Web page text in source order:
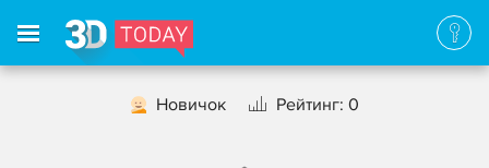
Новичок Рейтинг: 0